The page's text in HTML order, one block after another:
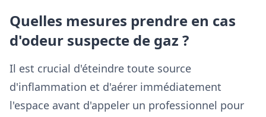
Quelles mesures prendre en cas
d'odeur suspecte de gaz ?
Il est crucial d'éteindre toute source
d'inflammation et d'aérer immédiatement
l'espace avant d'appeler un professionnel pour